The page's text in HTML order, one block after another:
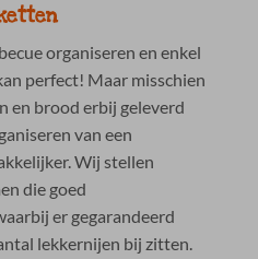
organiseren en enkel
perfect! Maar misschien
en brood erbij geleverd
van een
Wij stellen
die goed
er gegarandeerd
lekkernijen bij zitten.